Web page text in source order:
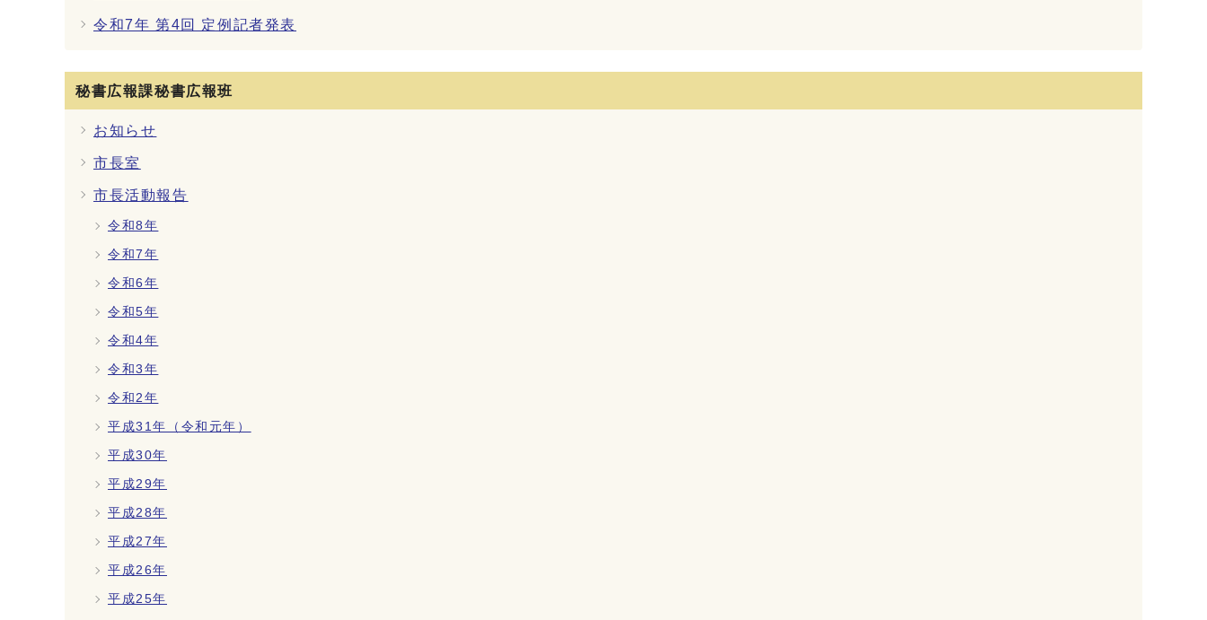
令和7年 第4回 定例記者発表
秘書広報課秘書広報班
お知らせ
市長室
市長活動報告
令和8年
令和7年
令和6年
令和5年
令和4年
令和3年
令和2年
平成31年（令和元年）
平成30年
平成29年
平成28年
平成27年
平成26年
平成25年